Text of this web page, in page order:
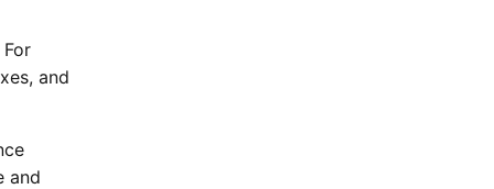
and
and